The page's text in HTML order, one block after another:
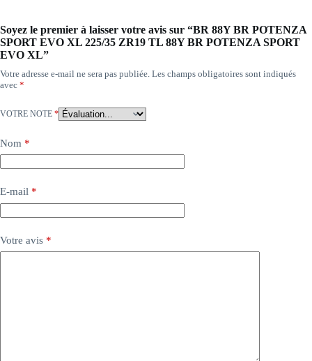
Soyez le premier à laisser votre avis sur “BR 88Y BR POTENZA
SPORT EVO XL 225/35 ZR19 TL 88Y BR POTENZA SPORT
EVO XL”
Votre adresse e-mail ne sera pas publiée. Les champs obligatoires sont indiqués
avec *
VOTRE NOTE *
Nom *
E-mail *
Votre avis *